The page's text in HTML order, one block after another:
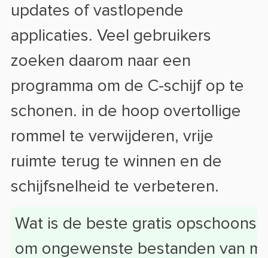
updates of vastlopende
applicaties. Veel gebruikers
zoeken daarom naar een
programma om de C-schijf op te
schonen. in de hoop overtollige
rommel te verwijderen, vrije
ruimte terug te winnen en de
schijfsnelheid te verbeteren.
Wat is de beste gratis
om ongewenste bestanden van